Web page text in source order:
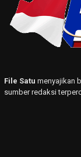
File Satu menyajikan
sumber redaksi